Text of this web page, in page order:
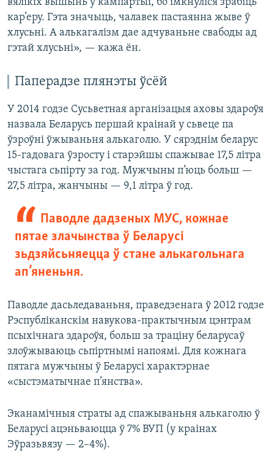
кар’еру. Гэта значыць, чалавек пастаянна жыве ў
хлусьні. А алькагалізм дае адчуваньне свабоды ад
гэтай хлусьні», — кажа ён.
Паперадзе плянэты ўсёй
У 2014 годзе Сусьветная арганізацыя аховы здароўя
назвала Беларусь першай краінай у сьвеце па
ўзроўні ўжываньня алькаголю. У сярэднім беларус
15-гадовага ўзросту і старэйшы спажывае 17,5 літра
чыстага сьпірту за год. Мужчыны п’юць больш —
27,5 літра, жанчыны — 9,1 літра ў год.
Паводле дадзеных МУС, кожнае
пятае злачынства ў Беларусі
зьдзяйсьняецца ў стане алькагольнага
ап’яненьня.
Паводле дасьледаваньня, праведзенага ў 2012 годзе
Рэспубліканскім навукова-практычным цэнтрам
псыхічнага здароўя, больш за траціну беларусаў
злоўжываюць сьпіртнымі напоямі. Для кожнага
пятага мужчыны ў Беларусі характэрнае
«сыстэматычнае п’янства».
Эканамічныя страты ад спажываньня алькаголю ў
Беларусі ацэньваюцца ў 7% ВУП (у краінах
Эўразьвязу — 2–4%).